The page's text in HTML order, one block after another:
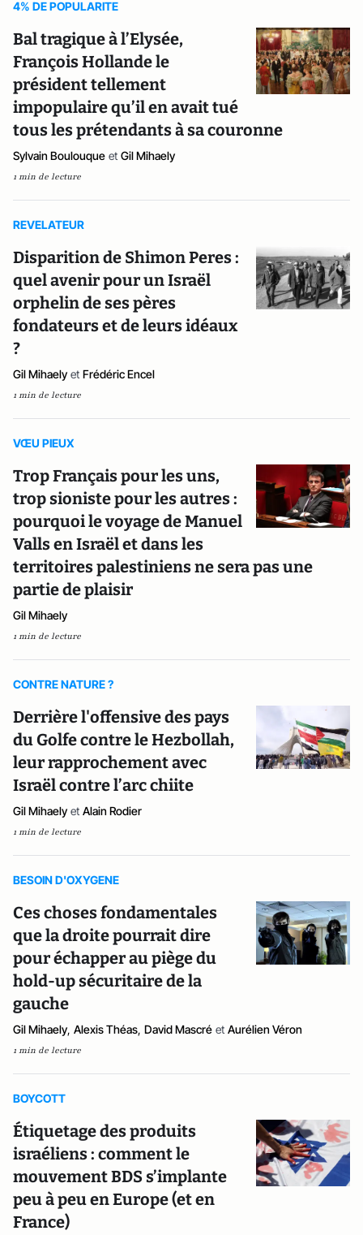
4% DE POPULARITE
Bal tragique à l’Elysée,
François Hollande le
président tellement
impopulaire qu’il en avait tué
tous les prétendants à sa couronne
Sylvain Boulouque et Gil Mihaely
1 min de lecture
REVELATEUR
Disparition de Shimon Peres :
quel avenir pour un Israël
orphelin de ses pères
fondateurs et de leurs idéaux
?
Gil Mihaely et Frédéric Encel
1 min de lecture
VŒU PIEUX
Trop Français pour les uns,
trop sioniste pour les autres :
pourquoi le voyage de Manuel
Valls en Israël et dans les
territoires palestiniens ne sera pas une
partie de plaisir
Gil Mihaely
1 min de lecture
CONTRE NATURE ?
Derrière l'offensive des pays
du Golfe contre le Hezbollah,
leur rapprochement avec
Israël contre l’arc chiite
Gil Mihaely et Alain Rodier
1 min de lecture
BESOIN D'OXYGENE
Ces choses fondamentales
que la droite pourrait dire
pour échapper au piège du
hold-up sécuritaire de la
gauche
Gil Mihaely, Alexis Théas, David Mascré et Aurélien Véron
1 min de lecture
BOYCOTT
Étiquetage des produits
israéliens : comment le
mouvement BDS s’implante
peu à peu en Europe (et en
France)